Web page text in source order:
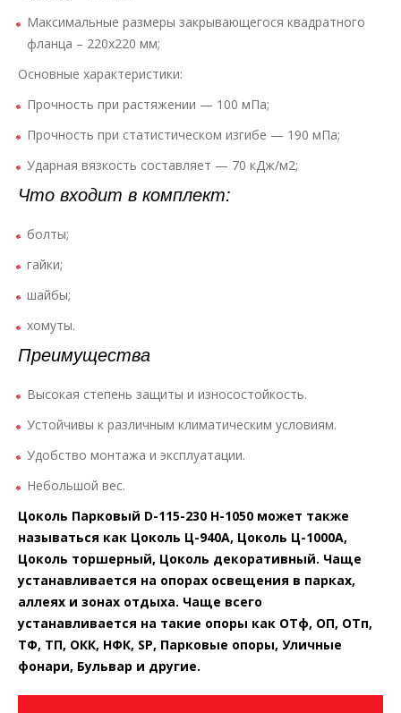
Максимальные размеры закрывающегося квадратного
фланца – 220х220 мм;
Основные характеристики:
Прочность при растяжении — 100 мПа;
Прочность при статистическом изгибе — 190 мПа;
Ударная вязкость составляет — 70 кДж/м2;
Что входит в комплект:
болты;
гайки;
шайбы;
хомуты.
Преимущества
Высокая степень защиты и износостойкость.
Устойчивы к различным климатическим условиям.
Удобство монтажа и эксплуатации.
Небольшой вес.
Цоколь Парковый D-115-230 Н-1050 может также
называться как Цоколь Ц-940А, Цоколь Ц-1000А,
Цоколь торшерный, Цоколь декоративный. Чаще
устанавливается на опорах освещения в парках,
аллеях и зонах отдыха. Чаще всего
устанавливается на такие опоры как ОТф, ОП, ОТп,
ТФ, ТП, ОКК, НФК, SP, Парковые опоры, Уличные
фонари, Бульвар и другие.